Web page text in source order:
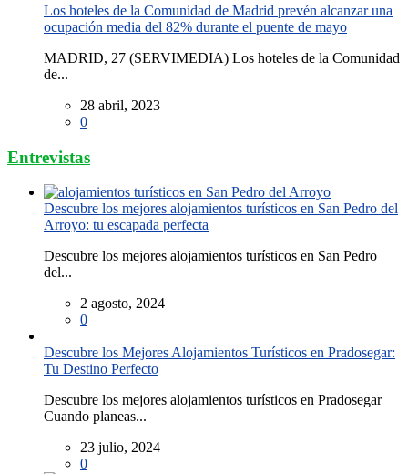
Los hoteles de la Comunidad de Madrid prevén alcanzar una
ocupación media del 82% durante el puente de mayo
MADRID, 27 (SERVIMEDIA) Los hoteles de la Comunidad
de...
28 abril, 2023
0
Entrevistas
Descubre los mejores alojamientos turísticos en San Pedro del
Arroyo: tu escapada perfecta
Descubre los mejores alojamientos turísticos en San Pedro
del...
2 agosto, 2024
0
Descubre los Mejores Alojamientos Turísticos en Pradosegar:
Tu Destino Perfecto
Descubre los mejores alojamientos turísticos en Pradosegar
Cuando planeas...
23 julio, 2024
0